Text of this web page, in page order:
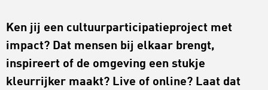
Ken jij een cultuurparticipatieproject met
impact? Dat mensen bij elkaar brengt,
inspireert of de omgeving een stukje
kleurrijker maakt? Live of online? Laat dat